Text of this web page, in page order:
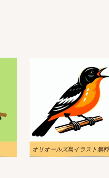
オリオールズ鳥イラスト無料